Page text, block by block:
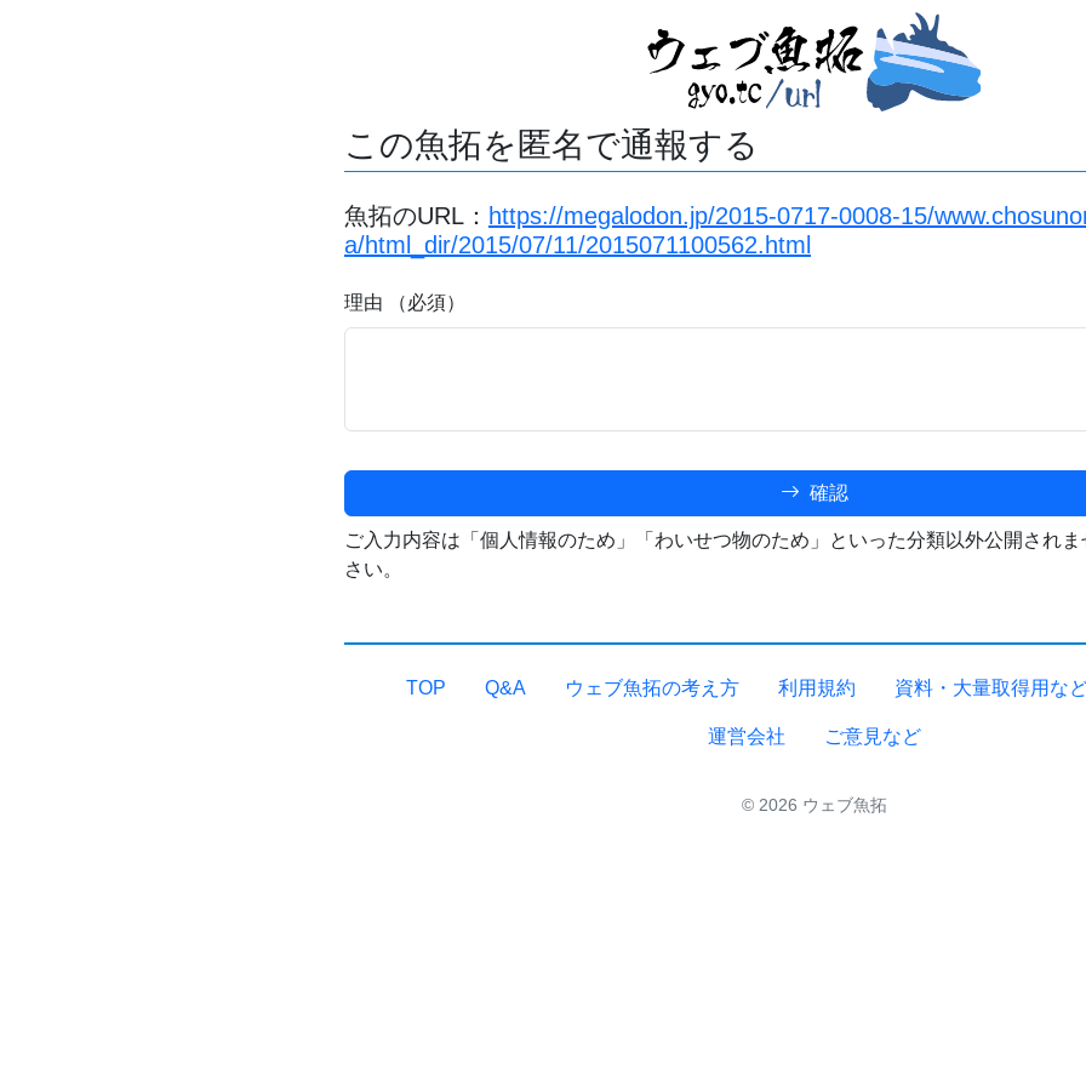
この魚拓を匿名で通報する
魚拓のURL： https://megalodon.jp/2015-0717-0008-15/
a/html_dir/2015/07/11/2015071100562.html
理由 （必須）
確認
ご入力内容は「個人情報のため」「わいせつ物のため」といった分類以外公開され
さい。
TOP Q&A ウェブ魚拓の考え方 利用規約 資料・大量取得用な
運営会社 ご意見など
© 2026 ウェブ魚拓